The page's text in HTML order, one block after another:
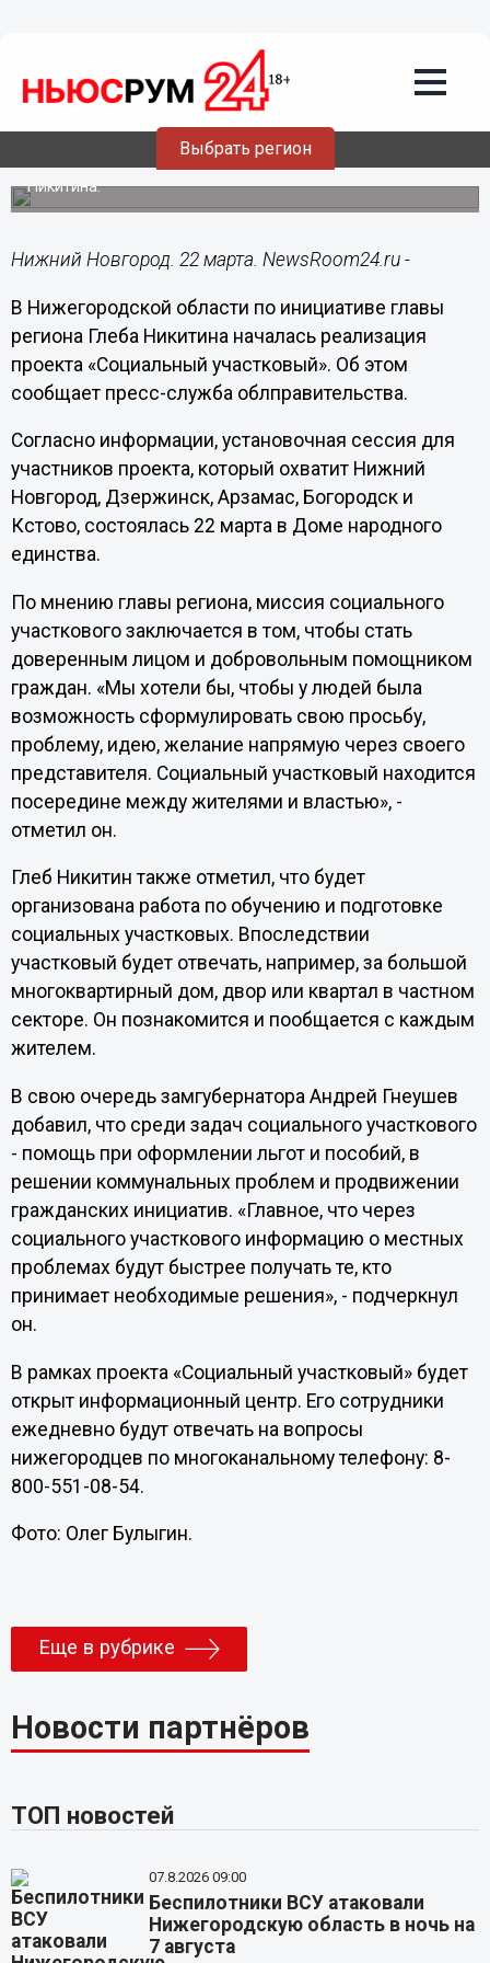
Выбрать регион
Реализация проекта «Социальный
участковый» началась в
Нижегородской области
Он реализуется по инициативе главы региона Глеба
Никитина.
Нижний Новгород. 22 марта. NewsRoom24.ru -
В Нижегородской области по инициативе главы
региона Глеба Никитина началась реализация
проекта «Социальный участковый». Об этом
сообщает пресс-служба облправительства.
Согласно информации, установочная сессия для
участников проекта, который охватит Нижний
Новгород, Дзержинск, Арзамас, Богородск и
Кстово, состоялась 22 марта в Доме народного
единства.
По мнению главы региона, миссия социального
участкового заключается в том, чтобы стать
доверенным лицом и добровольным помощником
граждан. «Мы хотели бы, чтобы у людей была
возможность сформулировать свою просьбу,
проблему, идею, желание напрямую через своего
представителя. Социальный участковый находится
посередине между жителями и властью», -
отметил он.
Глеб Никитин также отметил, что будет
организована работа по обучению и подготовке
социальных участковых. Впоследствии
участковый будет отвечать, например, за большой
многоквартирный дом, двор или квартал в частном
секторе. Он познакомится и пообщается с каждым
жителем.
В свою очередь замгубернатора Андрей Гнеушев
добавил, что среди задач социального участкового
- помощь при оформлении льгот и пособий, в
решении коммунальных проблем и продвижении
гражданских инициатив. «Главное, что через
социального участкового информацию о местных
проблемах будут быстрее получать те, кто
принимает необходимые решения», - подчеркнул
он.
В рамках проекта «Социальный участковый» будет
открыт информационный центр. Его сотрудники
ежедневно будут отвечать на вопросы
нижегородцев по многоканальному телефону: 8-
800-551-08-54.
Фото: Олег Булыгин.
Еще в рубрике
Новости партнёров
ТОП новостей
07.8.2026 09:00
Беспилотники ВСУ атаковали
Нижегородскую область в ночь на
7 августа